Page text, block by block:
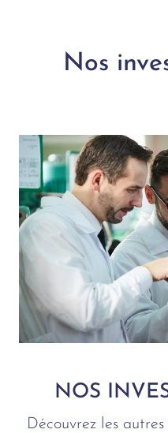
Nos
NOS
Découvrez les